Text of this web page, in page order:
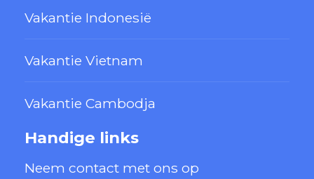
Vakantie Indonesië
Vakantie Vietnam
Vakantie Cambodja
Handige links
Neem contact met ons op